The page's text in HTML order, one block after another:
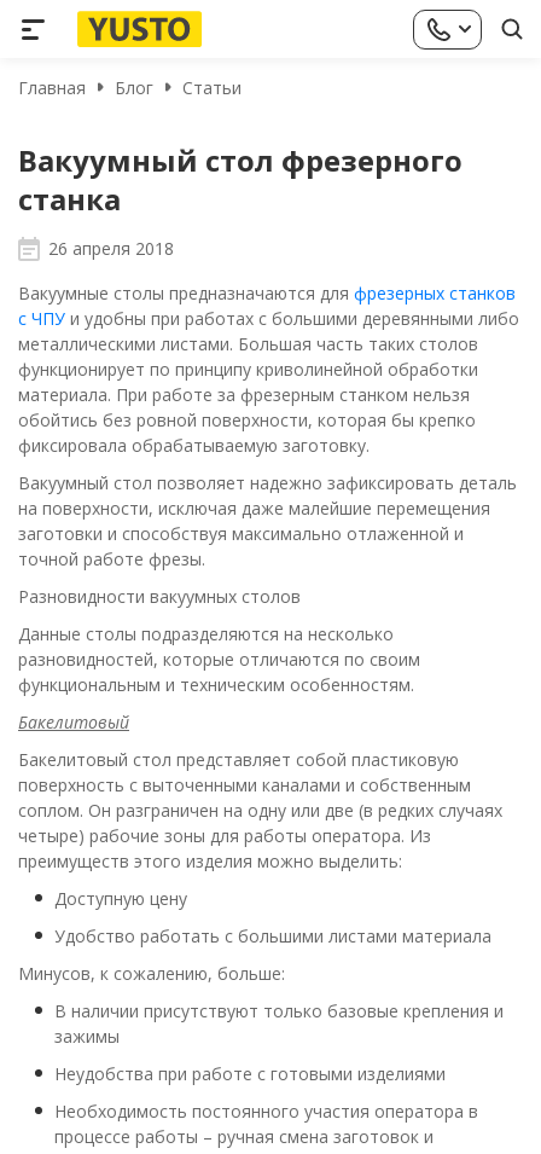
Главная Блог Статьи
Вакуумный стол фрезерного
станка
26 апреля 2018
Вакуумные столы предназначаются для фрезерных станков
с ЧПУ и удобны при работах с большими деревянными либо
металлическими листами. Большая часть таких столов
функционирует по принципу криволинейной обработки
материала. При работе за фрезерным станком нельзя
обойтись без ровной поверхности, которая бы крепко
фиксировала обрабатываемую заготовку.
Вакуумный стол позволяет надежно зафиксировать деталь
на поверхности, исключая даже малейшие перемещения
заготовки и способствуя максимально отлаженной и
точной работе фрезы.
Разновидности вакуумных столов
Данные столы подразделяются на несколько
разновидностей, которые отличаются по своим
функциональным и техническим особенностям.
Бакелитовый
Бакелитовый стол представляет собой пластиковую
поверхность с выточенными каналами и собственным
соплом. Он разграничен на одну или две (в редких случаях
четыре) рабочие зоны для работы оператора. Из
преимуществ этого изделия можно выделить:
Доступную цену
Удобство работать с большими листами материала
Минусов, к сожалению, больше:
В наличии присутствуют только базовые крепления и
зажимы
Неудобства при работе с готовыми изделиями
Необходимость постоянного участия оператора в
процессе работы – ручная смена заготовок и